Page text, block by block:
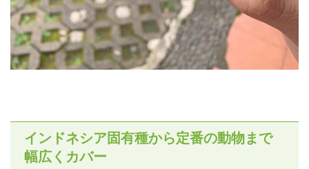
インドネシア固有種から定番の動物まで
幅広くカバー